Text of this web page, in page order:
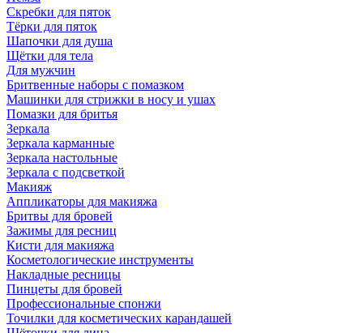
Скребки для пяток
Тёрки для пяток
Шапочки для душа
Щётки для тела
Для мужчин
Бритвенные наборы с помазком
Машинки для стрижки в носу и ушах
Помазки для бритья
Зеркала
Зеркала карманные
Зеркала настольные
Зеркала с подсветкой
Макияж
Аппликаторы для макияжа
Бритвы для бровей
Зажимы для ресниц
Кисти для макияжа
Косметологические инструменты
Накладные ресницы
Пинцеты для бровей
Профессиональные спонжи
Точилки для косметических карандашей